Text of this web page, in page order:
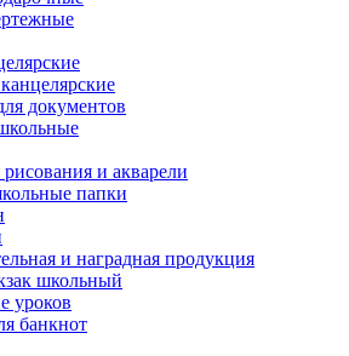
документов
и акварели
папки
и наградная продукция
школьный
уроков
банкнот